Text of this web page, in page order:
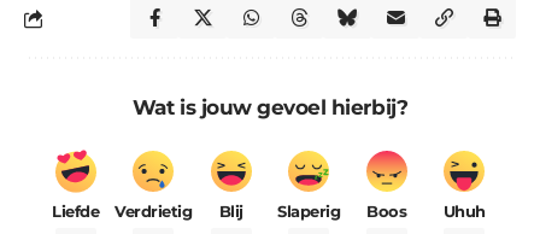
Wat is jouw gevoel hierbij?
Liefde Verdrietig Blij Slaperig Boos Uhuh